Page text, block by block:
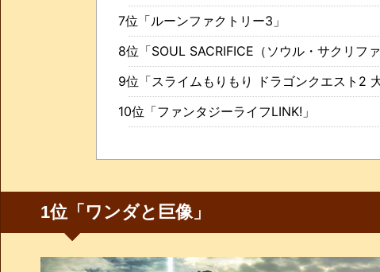
7位「ルーンファクトリー3」
8位「SOUL SACRIFICE（ソウル・サクリフ
9位「スライムもりもり ドラゴンクエスト2
10位「ファンタジーライフLINK!」
1位「ワンダと巨像」